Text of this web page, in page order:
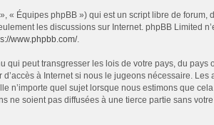
« Équipes phpBB ») qui est un script libre de forum,
les discussions sur Internet. phpBB Limited
www.phpbb.com/.
peut transgresser les lois de votre pays, du pays
à Internet si nous le jugeons nécessaire. Les
n’importe quel sujet lorsque nous estimons que
ne soient pas diffusées à une tierce partie sans